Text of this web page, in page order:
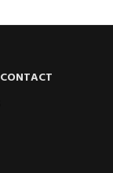
CONTACT